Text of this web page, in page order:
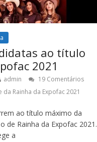
ao título
2021
admin
19 Comentários
da Rainha da Expofac 2021
ao título máximo da
de Rainha da Expofac 2021.
a